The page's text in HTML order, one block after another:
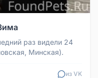
раз видели 24
Минская).
из VK